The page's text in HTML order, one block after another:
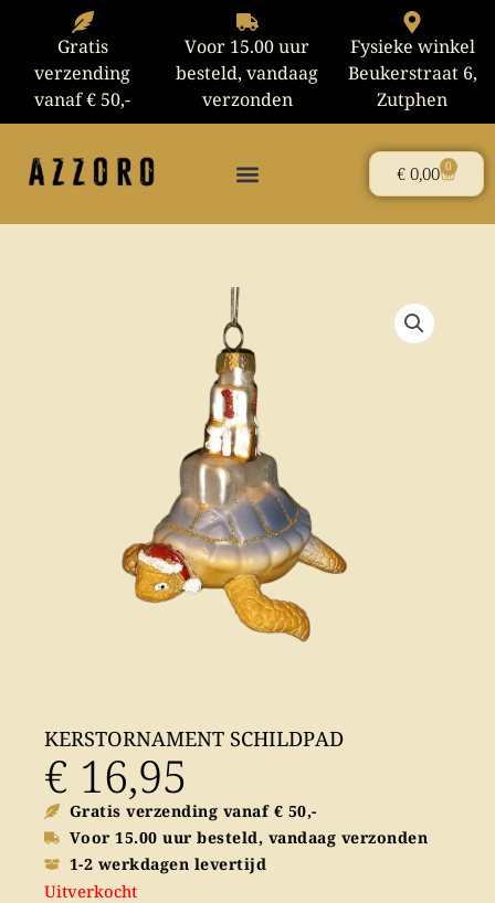
inhoud
Gratis
verzending
vanaf € 50,-
Voor 15.00 uur
besteld, vandaag
verzonden
Fysieke winkel
Beukerstraat 6,
Zutphen
€0,00 0
KERSTORNAMENT SCHILDPAD
€ 16,95
Gratis verzending vanaf € 50,-
Voor 15.00 uur besteld, vandaag verzonden
1-2 werkdagen levertijd
Uitverkocht